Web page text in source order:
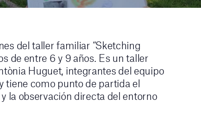
del taller familiar “Sketching
de entre 6 y 9 años. Es un taller
Huguet, integrantes del equipo
tiene como punto de partida el
la observación directa del entorno